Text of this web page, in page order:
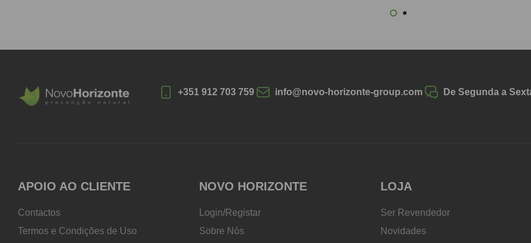
+351 912 703 759 info@novo-horizonte-group.com De Segunda a
APOIO AO CLIENTE
Contactos
Termos e Condições de Uso
NOVO HORIZONTE
Login/Registar
Sobre Nós
LOJA
Ser Revendedor
Novidades